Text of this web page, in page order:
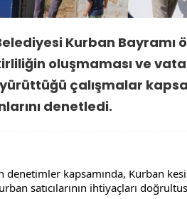
Kurban Bayramı
oluşmaması ve
çalışmalar
denetledi.
denetimler kapsamında, Kurban
satıcılarının ihtiyaçları